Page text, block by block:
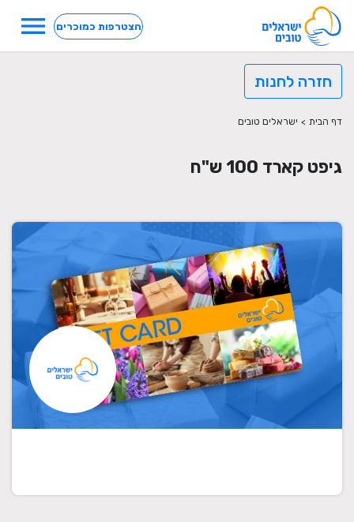
הצטרפות כמוכרים menu
חזרה לחנות
דף הבית > ישראלים טובים
גיפט קארד 100 ש"ח